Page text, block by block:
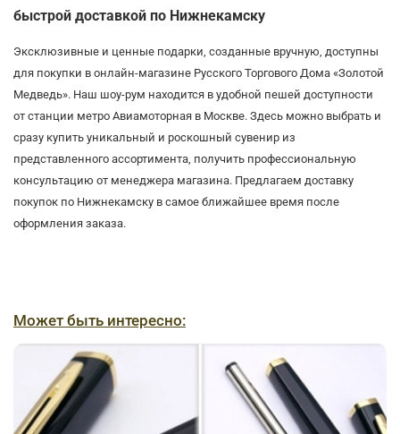
быстрой доставкой по Нижнекамску
Эксклюзивные и ценные подарки, созданные вручную, доступны
для покупки в онлайн-магазине Русского Торгового Дома «Золотой
Медведь». Наш шоу-рум находится в удобной пешей доступности
от станции метро Авиамоторная в Москве. Здесь можно выбрать и
сразу купить уникальный и роскошный сувенир из
представленного ассортимента, получить профессиональную
консультацию от менеджера магазина. Предлагаем доставку
покупок по Нижнекамску в самое ближайшее время после
оформления заказа.
Может быть интересно: